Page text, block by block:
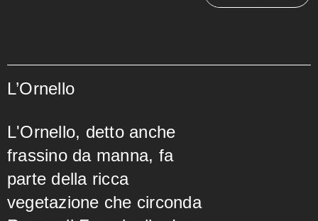
L’Ornello
L'Ornello, detto anche
frassino da manna, fa
parte della ricca
vegetazione che circonda